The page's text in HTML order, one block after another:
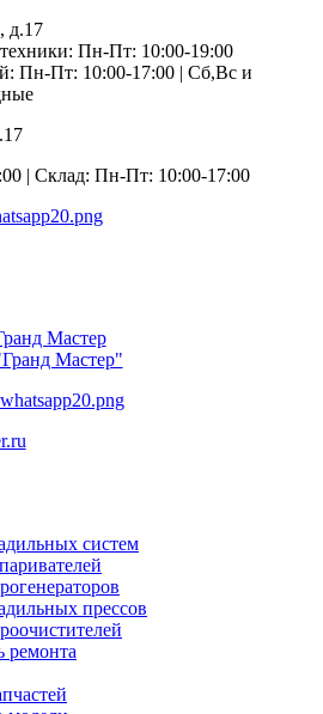
д.17
Пн-Пт: 10:00-19:00
Пн-Пт: 10:00-17:00 | Сб,Вс и
| Склад: Пн-Пт: 10:00-17:00
систем
прессов
ремонта